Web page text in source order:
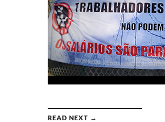
READ NEXT →